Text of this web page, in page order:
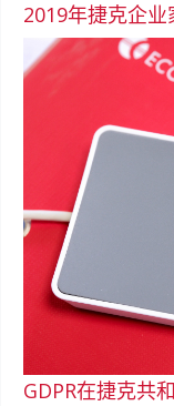
2019年捷克企
GDPR在捷克共